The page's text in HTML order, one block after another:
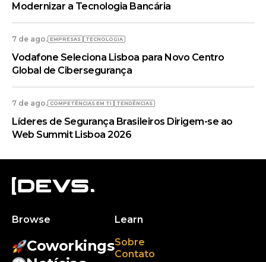
Modernizar a Tecnologia Bancária
7 de ago. EMPRESAS TECNOLOGIA
Vodafone Seleciona Lisboa para Novo Centro
Global de Cibersegurança
7 de ago. COMPETÊNCIAS EM TI TENDÊNCIAS
Líderes de Segurança Brasileiros Dirigem-se ao
Web Summit Lisboa 2026
Browse
Coworkings
Learn
Sobre
Contato